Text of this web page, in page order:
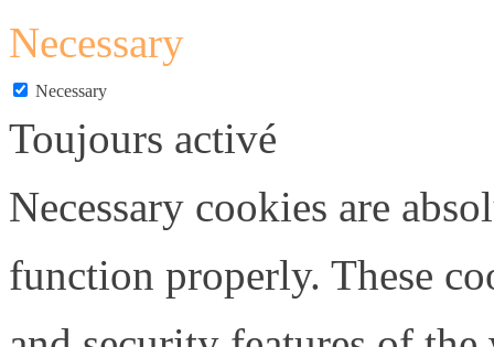
Necessary
Necessary
Toujours activé
Necessary cookies are
function properly. These